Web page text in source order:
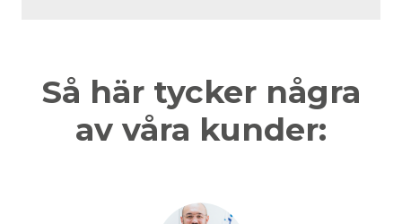
Så här tycker några
av våra kunder: